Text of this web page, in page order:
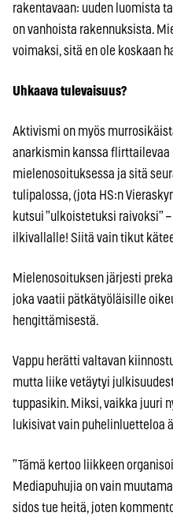
rakentavaan: uuden luomista
on vanhoista rakennuksista.
voimaksi, sitä en ole koskaan
Uhkaava tulevaisuus?
Aktivismi on myös
anarkismin kanssa flirttailevaa
mielenosoituksessa ja sitä
tulipalossa, (jota HS:n
kutsui ”ulkoistetuksi raivoksi”
ilkivallalle! Siitä vain tikut
Mielenosoituksen järjesti
joka vaatii pätkätyöläisille
hengittämisestä.
Vappu herätti valtavan
mutta liike vetäytyi
tuppasikin. Miksi, vaikka juuri
lukisivat vain puhelinluetteloa
”Tämä kertoo liikkeen
Mediapuhujia on vain
sidos tue heitä, joten